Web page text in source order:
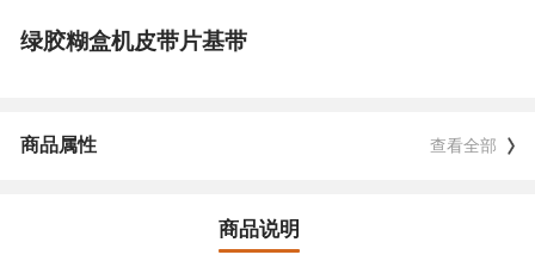
绿胶糊盒机皮带片基带
商品属性 查看全部
商品说明